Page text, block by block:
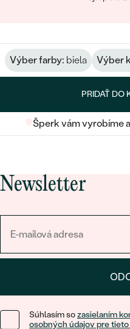
Výber farby: biela Výber
PRIDAŤ DO
Šperk vám vyrobíme
Newsletter
Súhlasím sozasielaním
osobných údajov pre